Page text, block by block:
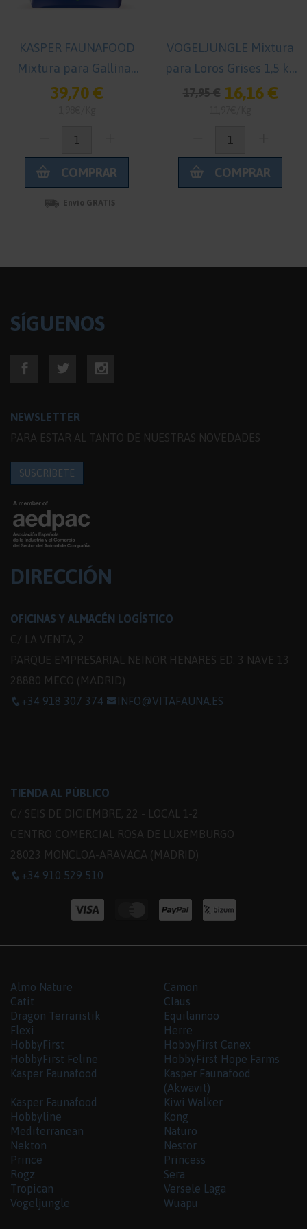
KASPER FAUNAFOOD
Mixtura para Gallinas
Multimix 20 kg
39,70 €
COMPRAR
Envío GRATIS
VOGELJUNGLE Mixtura
para Loros Grises 1,5 kg
Premium
17,95 € 16,16 €
COMPRAR
SÍGUENOS
NEWSLETTER
PARA ESTAR AL TANTO DE NUESTRAS NOVEDADES
SUSCRÍBETE
DIRECCIÓN
OFICINAS Y ALMACÉN LOGÍSTICO
C/ LA VENTA, 2
PARQUE EMPRESARIAL NEINOR HENARES ED. 3 NAVE 13
28880 MECO (MADRID)
+34 918 307 374
INFO@VITAFAUNA.ES
TIENDA AL PÚBLICO
C/ SEIS DE DICIEMBRE, 22 - LOCAL 1-2
CENTRO COMERCIAL ROSA DE LUXEMBURGO
28023 MONCLOA-ARAVACA (MADRID)
+34 910 529 510
Almo Nature
Camon
Catit
Claus
Dragon Terraristik
Equilannoo
Flexi
Herre
HobbyFirst
HobbyFirst Canex
HobbyFirst Feline
HobbyFirst Hope Farms
Kasper Faunafood
Kasper Faunafood
(Akwavit)
Kasper Faunafood
Hobbyline
Kiwi Walker
Kong
Mediterranean
Naturo
Nekton
Nestor
Prince
Princess
Rogz
Sera
Tropican
Versele Laga
Vogeljungle
Wuapu